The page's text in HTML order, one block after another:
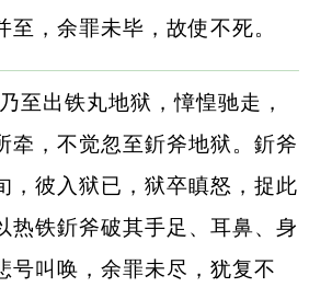
至，余罪未毕，故使不死。
至出铁丸地狱，慞惶驰走，
牵，不觉忽至釿斧地狱。釿斧
，彼入狱已，狱卒瞋怒，捉此
热铁釿斧破其手足、耳鼻、身
号叫唤，余罪未尽，犹复不